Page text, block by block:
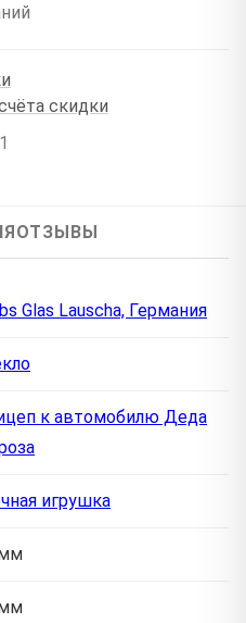
скидки
ОТЗЫВЫ
Glas Lauscha, Германия
к автомобилю Деда
игрушка